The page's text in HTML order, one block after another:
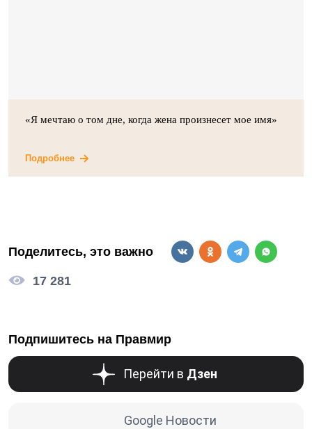
«Я мечтаю о том дне, когда жена произнесет мое имя»
Подробнее
Поделитесь, это важно
17 281
Подпишитесь на Правмир
Перейти в Дзен
Google Новости